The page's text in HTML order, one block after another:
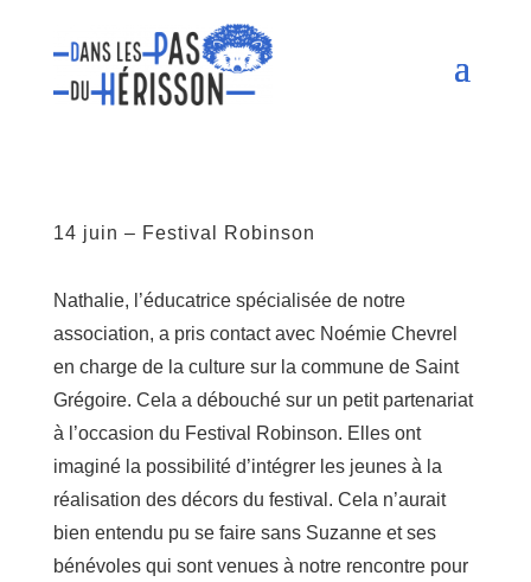
14 juin – Festival Robinson
Nathalie, l’éducatrice spécialisée de notre
association, a pris contact avec Noémie Chevrel
en charge de la culture sur la commune de Saint
Grégoire. Cela a débouché sur un petit partenariat
à l’occasion du Festival Robinson. Elles ont
imaginé la possibilité d’intégrer les jeunes à la
réalisation des décors du festival. Cela n’aurait
bien entendu pu se faire sans Suzanne et ses
bénévoles qui sont venues à notre rencontre pour